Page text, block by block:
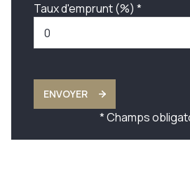
Taux d'emprunt (%) *
ENVOYER
* Champs